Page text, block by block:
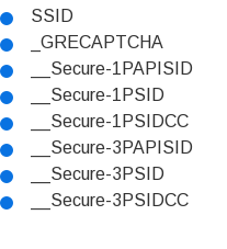
SSID
_GRECAPTCHA
__Secure-1PAPISID
__Secure-1PSID
__Secure-1PSIDCC
__Secure-3PAPISID
__Secure-3PSID
__Secure-3PSIDCC